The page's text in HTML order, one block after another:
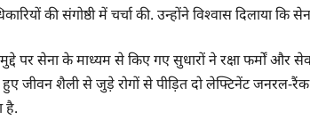
की संगोष्ठी में चर्चा की. उन्होंने विश्वास दिलाया
पर सेना के माध्यम से किए गए सुधारों ने रक्षा फर्मों और
जीवन शैली से जुड़े रोगों से पीड़ित दो लेफ्टिनेंट जनरल-
है.